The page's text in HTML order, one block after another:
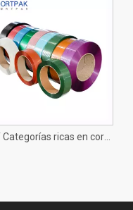
PET Categorías ricas en correas coloridas, modelos diversos Correa colorida de